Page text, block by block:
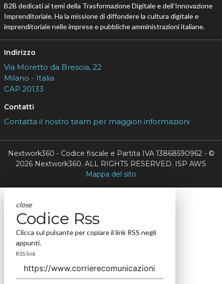
B2B dedicati ai temi della Trasformazione Digitale e dell’Innovazione
Imprenditoriale. Ha la missione di diffondere la cultura digitale e
imprenditoriale nelle imprese e pubbliche amministrazioni italiane.
Indirizzo
Via Moretto da Brescia, 22
Milano - Italia
CAP 20133
Contatti
Contatta il nostro team per maggiori informazioni
Nextwork360 - Codice fiscale e Partita IVA 13868590962 - ©
2026 Nextwork360. ALL RIGHTS RESERVED. ISP AWS
Mappa del sito
close
Codice Rss
Clicca sul pulsante per copiare il link RSS negli
appunti.
RSS link